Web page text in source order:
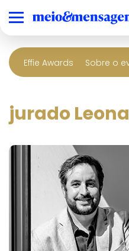
Effie Awards Sobre o
jurado